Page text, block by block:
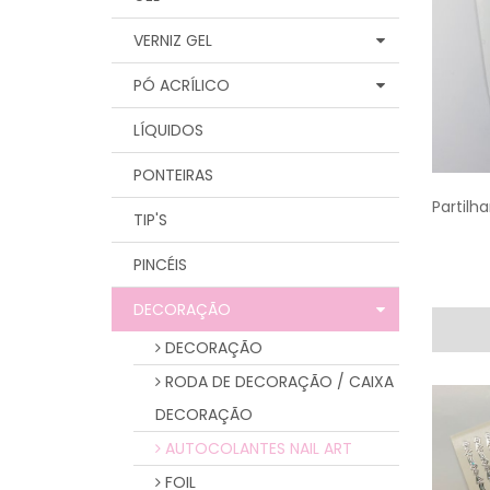
VERNIZ GEL
PÓ ACRÍLICO
LÍQUIDOS
PONTEIRAS
TIP'S
PINCÉIS
DECORAÇÃO
DECORAÇÃO
RODA DE DECORAÇÃO / CAIXA
DECORAÇÃO
AUTOCOLANTES NAIL ART
FOIL